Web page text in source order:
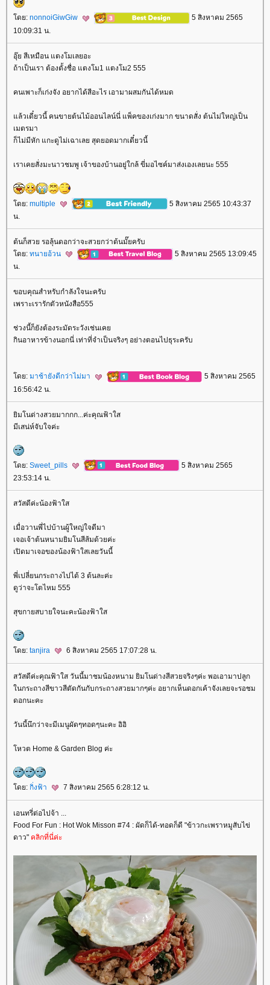
ดย: nonnoiGiwGiw
5 สิงหาคม 2565
10:09:31 น.
อุ๊ย สีเหมือน แตงโมเลยอะ
ถ้าเป็นเรา ต้องตั้งชื่อ แตงโม1 แตงโม2 555
คนเพาะก็เก่งจัง อยากได้สีอะไร เอามาผสมกันได้หมด
ล้วเดี๋ยวนี้ คนขายต้นไม้ออนไลน์นี่ แพ็คของเก่งมาก ขนาดสั่ง ต้นไม่ใหญ่เป็น
เมตรมา
ก็ไม่มีหัก แกะดูไม่เฉาเลย สุดยอดมากเดี๋ยวนี้
เราเคยสั่งมะนาวชมพู เจ้าของบ้านอยู่ใกล้ ขี่มอไซค์มาส่งเองเลยนะ 555
ดย: multiple
5 สิงหาคม 2565 10:43:37
น.
ต้นก็สวย รอลุ้นดอกว่าจะสวยกว่าต้นมั๊ยครับ
ดย: ทนายอ้วน
5 สิงหาคม 2565 13:09:45
น.
ขอบคุณสำหรับกำลังใจนะครับ
เพราะเรารักตัวหนังสือ555
ช่วงนี้ก็ยังต้องระมัดระวังเช่นเค
กินอาหารข้างนอกนี่ เท่าที่จำเป็นจริงๆ อย่างตอนไปธุระครับ
ดย: มาช้ายังดีกว่าไม่มา
5 สิงหาคม 2565
16:56:42 น.
ิมโนด่างสวยมากกก...ค่ะคุณฟ้าใส
มีเสน่ห์จับใจค่ะ
ดย: Sweet_pills
5 สิงหาคม 2565
23:53:14 น.
สวัสดีค่ะน้องฟ้าใส
เมื่อวานพี่ไปบ้านผู้ใหญ่ใจดีมา
เจอเจ้าต้นหนามยิมโนสีส้มด้วยค่ะ
เปิดมาเจอของน้องฟ้าใสเลยวันนี้
พี่เปลี่ยนกระถางไปได้ 3 ต้นละค่ะ
ดูว่าจะโตไหม 555
สุขกายสบายใจนะคะน้องฟ้าใส
ดย: tanjira 6 สิงหาคม 2565 17:07:28 น.
สวัสดีค่ะคุณฟ้าใส วันนี้มาชมน้องหนาม ยิมโนด่างสีสวยจริงๆค่ะ พอเอามาปลูก
นกระถางสีขาวสีตัดกันกับกระถางสวยมากๆค่ะ อยากเห็นดอกเค้าจังเลยจะรอชม
ดอกนะคะ
วันนี้นึกว่าจะมีเมนูผัดๆทอดๆนะคะ อิอิ
หวต Home & Garden Blog ค่ะ
ดย: กิ่งฟ้า 7 สิงหาคม 2565 6:28:12 น.
เอนทรี่ต่อไปจ้า ...
Food For Fun : Hot Wok Misson #74 : ผัดก็ได้-ทอดก็ดี "ข้าวกะเพราหมูสับไข่
ดาว" คลิกที่นี่ค่ะ